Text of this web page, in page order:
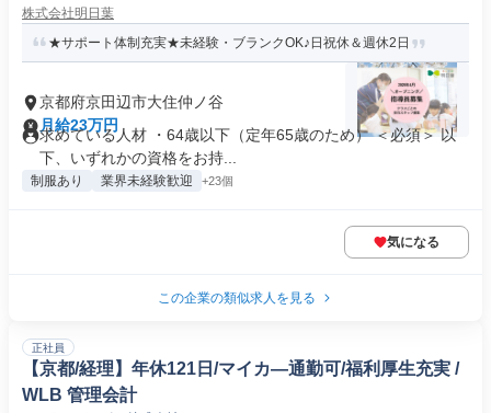
株式会社明日葉
★サポート体制充実★未経験・ブランクOK♪日祝休＆週休2日
京都府京田辺市大住仲ノ谷
月給23万円
求めている人材 ・64歳以下（定年65歳のため） ＜必須＞ 以
下、いずれかの資格をお持...
制服あり 業界未経験歓迎 +23個
気になる
この企業の類似求人を見る
正社員
【京都/経理】年休121日/マイカ―通勤可/福利厚生充実 /
WLB 管理会計